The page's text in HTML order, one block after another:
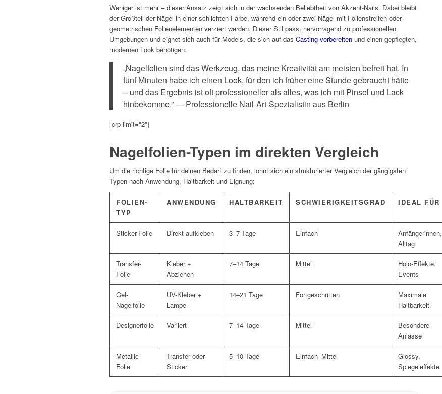
Weniger ist mehr – dieser Ansatz zeigt sich in der wachsenden Beliebtheit von Akzent-Nails. Dabei bleibt
der Großteil der Nägel in einer schlichten Farbe, während ein oder zwei Nägel mit Folienstreifen oder
geometrischen Folienelementen verziert werden. Dieser Stil passt hervorragend zu professionellen
Umgebungen und eignet sich auch für Models, die sich auf das Casting vorbereiten und einen gepflegten,
modernen Look benötigen.
„Nagelfolien sind das Werkzeug, das meine Kreativität am meisten befreit hat. In
fünf Minuten habe ich einen Look, für den ich früher eine Stunde gebraucht hätte
– und das Ergebnis ist oft professioneller als alles, was ich mit Pinsel und Lack
hinbekomme.” — Professionelle Nail-Art-Spezialistin aus Berlin
[crp limit="2"]
Nagelfolien-Typen im direkten Vergleich
Um die richtige Folie für deinen Bedarf zu finden, lohnt sich ein strukturierter Vergleich der gängigsten
Typen nach Anwendung, Haltbarkeit und Eignung:
FOLIEN-
TYP
ANWENDUNG HALTBARKEIT SCHWIERIGKEITSGRAD IDEAL FÜR
Sticker-Folie Direkt aufkleben 3–7 Tage Einfach
Anfängerinnen,
Alltag
Transfer-
Folie
Kleber +
Abziehen
7–14 Tage Mittel
Holo-Effekte,
Events
Gel-
Nagelfolie
UV-Kleber +
Lampe
14–21 Tage Fortgeschritten
Maximale
Haltbarkeit
Designerfolie Variiert 7–14 Tage Mittel
Besondere
Anlässe
Metallic-
Folie
Transfer oder
Sticker
5–10 Tage Einfach–Mittel
Glossy,
Spiegeleffekte